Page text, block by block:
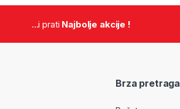
...i prati Najbolje akcije !
Brza pretraga